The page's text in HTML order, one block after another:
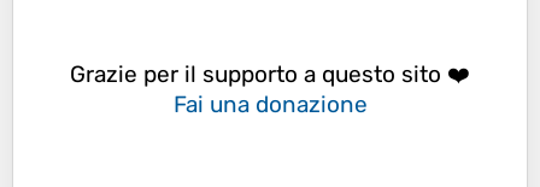
Grazie per il supporto a questo sito ❤️
Fai una donazione